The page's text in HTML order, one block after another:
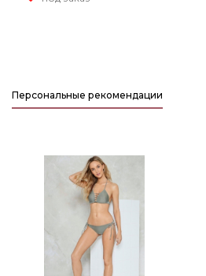
Персональные рекомендации